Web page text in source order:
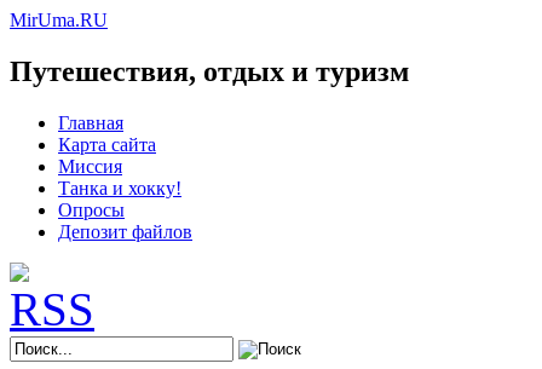
MirUma.RU
Путешествия, отдых и туризм
Главная
Карта сайта
Миссия
Танка и хокку!
Опросы
Депозит файлов